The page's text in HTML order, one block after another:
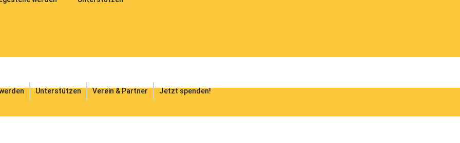
Unterstützen Verein & Partner Jetzt spenden!